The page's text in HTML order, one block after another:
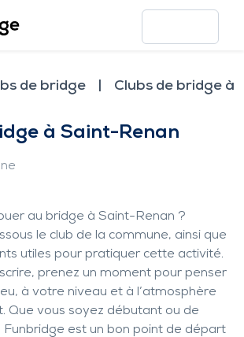
de bridge Clubs de bridge à
à Saint-Renan
au bridge à Saint-Renan ?
le club de la commune, ainsi que
utiles pour pratiquer cette activité.
prenez un moment pour penser
à votre niveau et à l’atmosphère
Que vous soyez débutant ou de
Funbridge est un bon point de départ